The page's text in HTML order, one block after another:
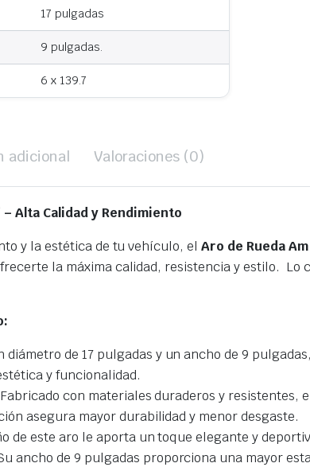
17 pulgadas
9 pulgadas.
6 x 139.7
adicional Valoraciones (0)
–Alta Calidad y Rendimiento
y la estética de tu vehículo, elAro de Rueda
la máxima calidad, resistencia y estilo.
diámetro de 17 pulgadas y un ancho de 9
y funcionalidad.
Fabricado con materiales duraderos y resistentes,
asegura mayor durabilidad y menor desgaste.
de este aro le aporta un toque elegante y
ancho de 9 pulgadas proporciona una mayor